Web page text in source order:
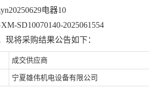
电器10
SD10070140-2025061554
现将采购结果公告如下：
成交供应商
宁夏雄伟机电设备有限公司